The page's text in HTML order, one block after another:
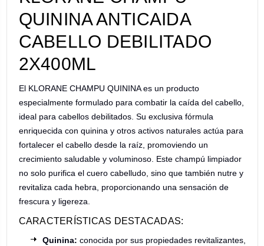
QUININA ANTICAIDA
CABELLO DEBILITADO
2X400ML
El KLORANE CHAMPU QUININA es un producto
especialmente formulado para combatir la caída del cabello,
ideal para cabellos debilitados. Su exclusiva fórmula
enriquecida con quinina y otros activos naturales actúa para
fortalecer el cabello desde la raíz, promoviendo un
crecimiento saludable y voluminoso. Este champú limpiador
no solo purifica el cuero cabelludo, sino que también nutre y
revitaliza cada hebra, proporcionando una sensación de
frescura y ligereza.
CARACTERÍSTICAS DESTACADAS:
Quinina: conocida por sus propiedades revitalizantes,